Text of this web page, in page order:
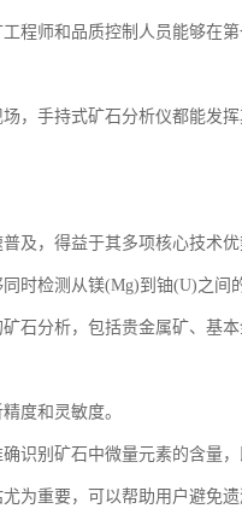
程师和品质控制人员能够在
，手持式矿石分析仪都能发
及，得益于其多项核心技术优
时检测从镁(Mg)到铀(U)之间
石分析，包括贵金属矿、基本
度和灵敏度。
识别矿石中微量元素的含量
为重要，可以帮助用户避免遗